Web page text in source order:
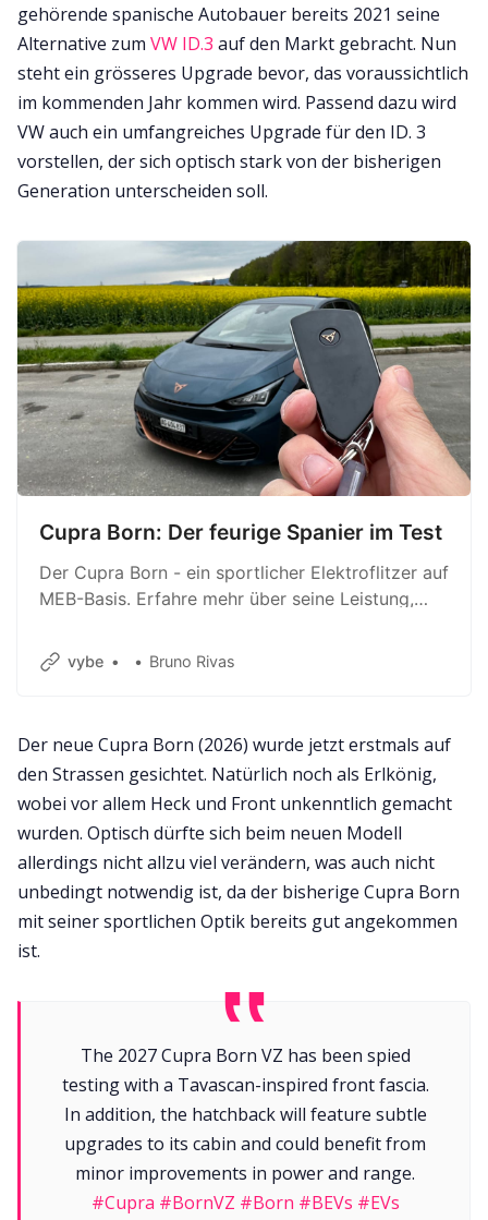
gehörende spanische Autobauer bereits 2021 seine
Alternative zum VW ID.3 auf den Markt gebracht. Nun
steht ein grösseres Upgrade bevor, das voraussichtlich
im kommenden Jahr kommen wird. Passend dazu wird
VW auch ein umfangreiches Upgrade für den ID. 3
vorstellen, der sich optisch stark von der bisherigen
Generation unterscheiden soll.
Cupra Born: Der feurige Spanier im Test
Der Cupra Born - ein sportlicher Elektroflitzer auf
MEB-Basis. Erfahre mehr über seine Leistung,
vybe Bruno Rivas
Der neue Cupra Born (2026) wurde jetzt erstmals auf
den Strassen gesichtet. Natürlich noch als Erlkönig,
wobei vor allem Heck und Front unkenntlich gemacht
wurden. Optisch dürfte sich beim neuen Modell
allerdings nicht allzu viel verändern, was auch nicht
unbedingt notwendig ist, da der bisherige Cupra Born
mit seiner sportlichen Optik bereits gut angekommen
ist.
The 2027 Cupra Born VZ has been spied
testing with a Tavascan-inspired front fascia.
In addition, the hatchback will feature subtle
upgrades to its cabin and could benefit from
minor improvements in power and range.
#Cupra #BornVZ #Born #BEVs #EVs